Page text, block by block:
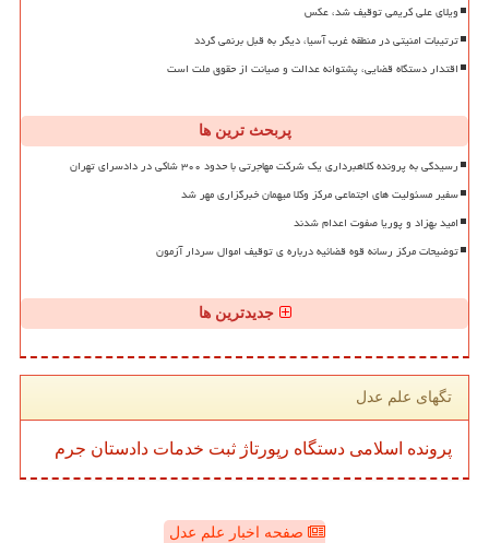
ویلای علی کریمی توقیف شد، عکس
ترتیبات امنیتی در منطقه غرب آسیا، دیگر به قبل برنمی گردد
اقتدار دستگاه قضایی، پشتوانه عدالت و صیانت از حقوق ملت است
پربحث ترین ها
رسیدگی به پرونده کلاهبرداری یک شرکت مهاجرتی با حدود ۳۰۰ شاکی در دادسرای تهران
سفیر مسئولیت های اجتماعی مرکز وکلا میهمان خبرگزاری مهر شد
امید بهزاد و پوریا صفوت اعدام شدند
توضیحات مرکز رسانه قوه قضائیه درباره ی توقیف اموال سردار آزمون
جدیدترین ها
تگهای علم عدل
پرونده اسلامی دستگاه رپورتاژ ثبت خدمات دادستان جرم
صفحه اخبار علم عدل